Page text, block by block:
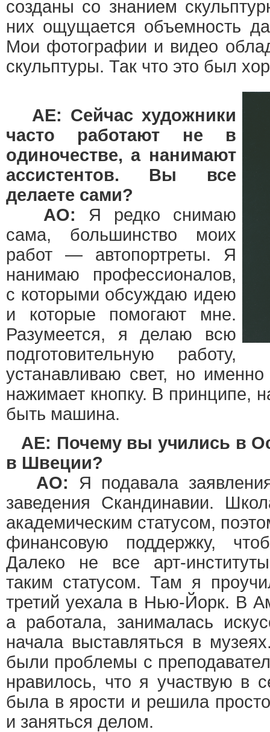
созданы со знанием
них ощущается объемность
Мои фотографии и видео
скульптуры. Так что это был
AE: Сейчас художники
часто работают не в
одиночестве, а нанимают
ассистентов. Вы все
делаете сами?
АО:
Я редко снимаю
сама, большинство моих
работ — автопортреты. Я
нанимаю профессионалов,
с которыми обсуждаю идею
и которые помогают мне.
Разумеется, я делаю всю
подготовительную работу,
устанавливаю свет, но
нажимает кнопку. В принципе,
быть машина.
AE: Почему вы учились в
в Швеции?
АО: Я подавала
заведения Скандинавии.
академическим статусом,
финансовую поддержку,
Далеко не все арт-
таким статусом. Там я
третий уехала в Нью-Йорк. В
а работала, занималась
начала выставляться в
были проблемы с
нравилось, что я участвую в
была в ярости и решила
и заняться делом.